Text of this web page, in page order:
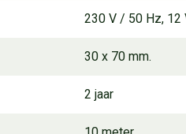
230 V / 50 Hz, 12
30 x 70 mm.
2 jaar